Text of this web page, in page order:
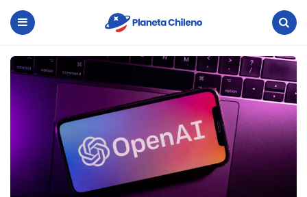
Planeta
Chileno